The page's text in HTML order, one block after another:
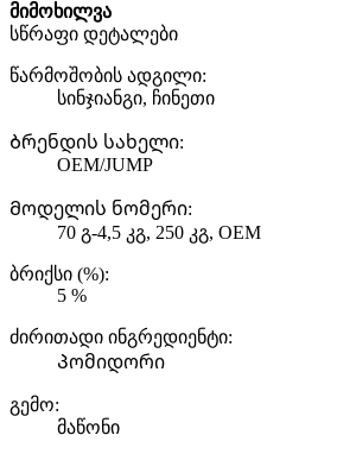
მიმოხილვა
სწრაფი დეტალები
წარმოშობის ადგილი:
სინჯიანგი, ჩინეთი
Ბრენდის სახელი:
OEM/JUMP
Მოდელის ნომერი:
70 გ-4,5 კგ, 250 კგ, OEM
ბრიქსი (%):
5 %
ძირითადი ინგრედიენტი:
Პომიდორი
გემო:
მაწონი